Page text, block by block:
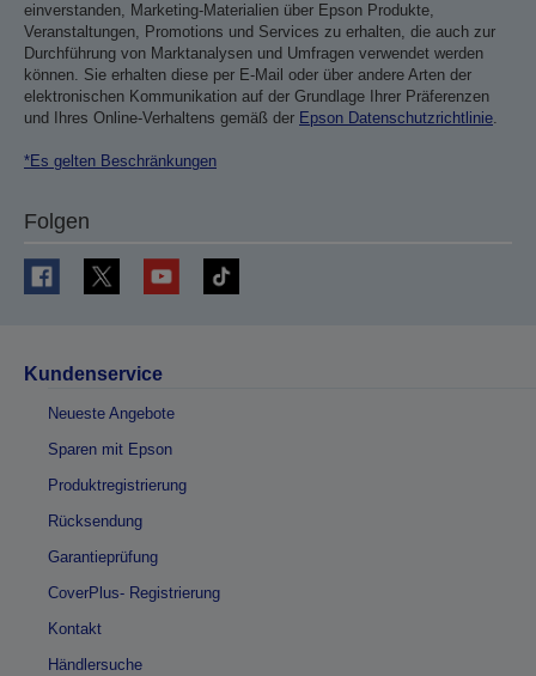
einverstanden, Marketing-Materialien über Epson Produkte,
Veranstaltungen, Promotions und Services zu erhalten, die auch zur
Durchführung von Marktanalysen und Umfragen verwendet werden
können. Sie erhalten diese per E-Mail oder über andere Arten der
elektronischen Kommunikation auf der Grundlage Ihrer Präferenzen
und Ihres Online-Verhaltens gemäß der Epson Datenschutzrichtlinie.
*Es gelten Beschränkungen
Folgen
Kundenservice
Neueste Angebote
Sparen mit Epson
Produktregistrierung
Rücksendung
Garantieprüfung
CoverPlus- Registrierung
Kontakt
Händlersuche